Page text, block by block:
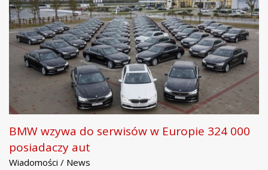
BMW wzywa do serwisów w Europie 324 000
posiadaczy aut
Wiadomości / News